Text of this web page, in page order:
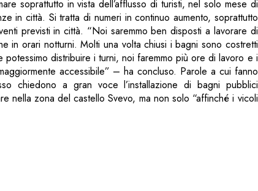
soprattutto in vista dell’afflusso di turisti, nel solo mese di
in città. Si tratta di numeri in continuo aumento, soprattutto
previsti in città. “Noi saremmo ben disposti a lavorare di
in orari notturni. Molti una volta chiusi i bagni sono costretti
distribuire i turni, noi faremmo più ore di lavoro e i
accessibile” – ha concluso. Parole a cui fanno
chiedono a gran voce l’installazione di bagni pubblici
nella zona del castello Svevo, ma non solo “affinché i vicoli